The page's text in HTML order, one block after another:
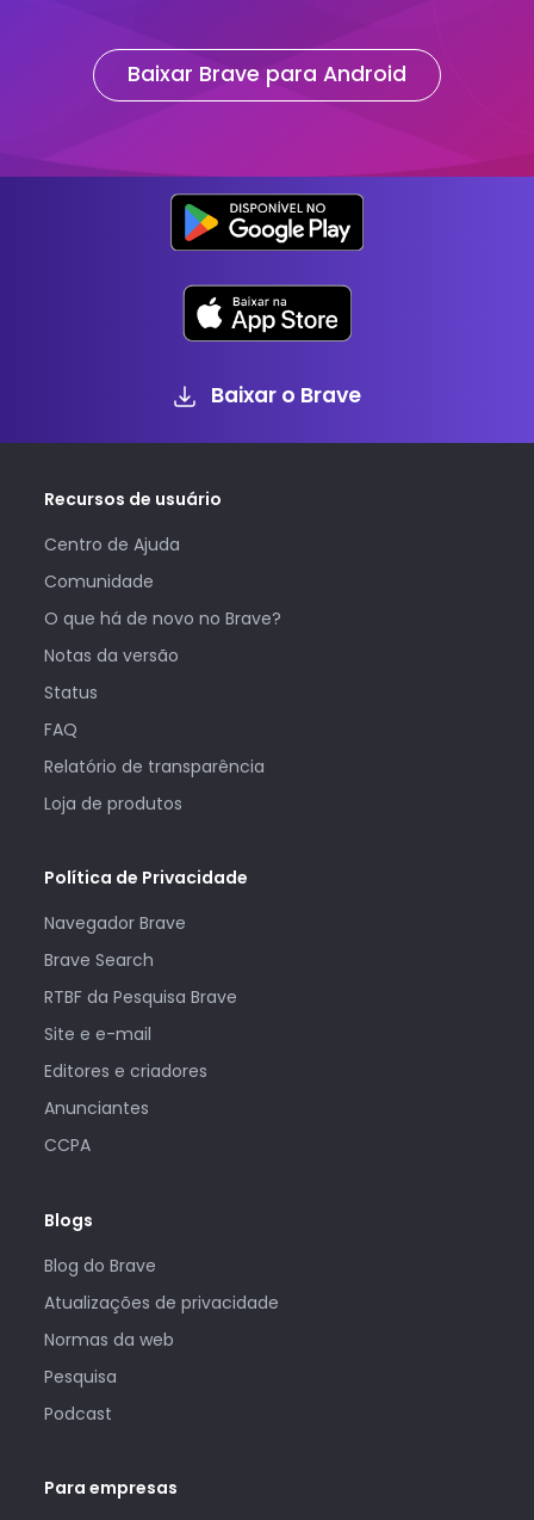
Baixar Brave para Android
Baixar o Brave
Recursos de usuário
Centro de Ajuda
Comunidade
O que há de novo no Brave?
Notas da versão
Status
FAQ
Relatório de transparência
Loja de produtos
Política de Privacidade
Navegador Brave
Brave Search
RTBF da Pesquisa Brave
Site e e-mail
Editores e criadores
Anunciantes
CCPA
Blogs
Blog do Brave
Atualizações de privacidade
Normas da web
Pesquisa
Podcast
Para empresas